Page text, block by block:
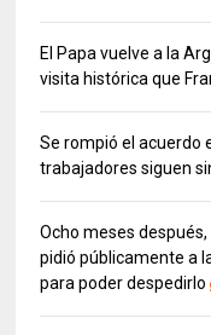
El Papa vuelve a la
visita histórica que
Se rompió el acuerdo
trabajadores siguen
Ocho meses
pidió públicamente a
para poder despedirlo